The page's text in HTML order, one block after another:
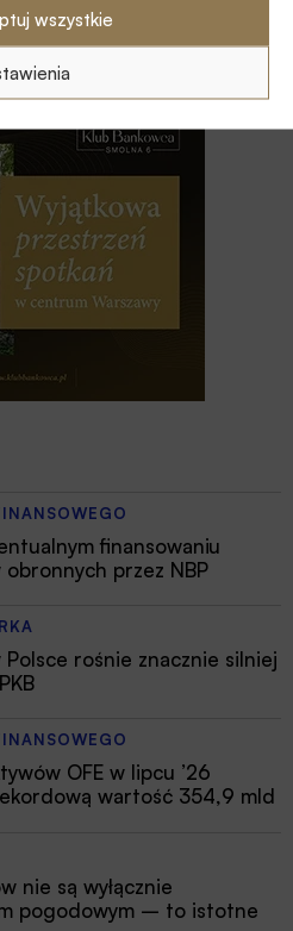
wszystkie
gospodarką UE w 2025
finansowaniu
przez NBP
Polsce rośnie znacznie silniej
OFE w lipcu ’26
wartość 354,9 mld
nie są wyłącznie
pogodowym – to istotne